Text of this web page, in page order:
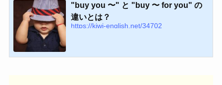
"buy you 〜" と "buy 〜 for you" の
違いとは？
https://kiwi-english.net/34702